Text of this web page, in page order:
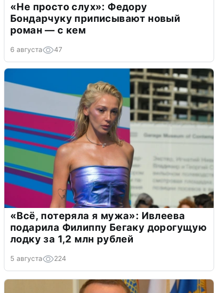
«Не просто слух»: Федору
Бондарчуку приписывают новый
роман — с кем
6 августа 47
«Всё, потеряла я мужа»: Ивлеева
подарила Филиппу Бегаку дорогущую
лодку за 1,2 млн рублей
5 августа 224